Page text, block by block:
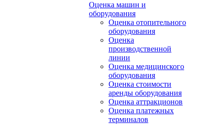
Оценка машин и
оборудования
Оценка отопительного
оборудования
Оценка
производственной
линии
Оценка медицинского
оборудования
Оценка стоимости
аренды оборудования
Оценка аттракционов
Оценка платежных
терминалов